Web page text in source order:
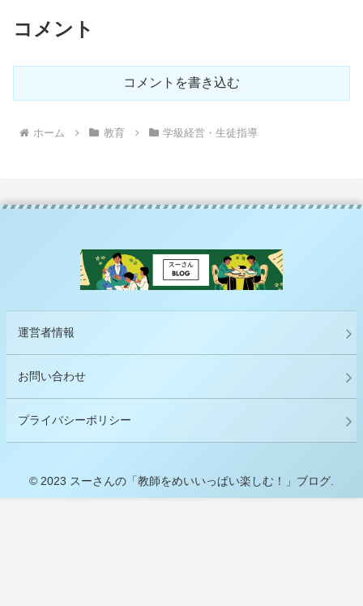
コメント
コメントを書き込む
ホーム 教育 学級経営・生徒指導
運営者情報
お問い合わせ
プライバシーポリシー
© 2023 スーさんの「教師をめいいっぱい楽しむ！」ブログ.